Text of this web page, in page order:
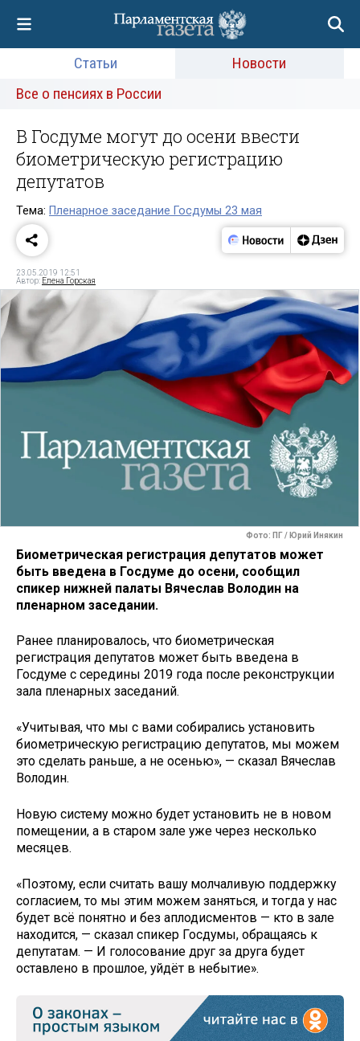
Статьи
Новости
Все о пенсиях в России
В Госдуме могут до осени ввести
биометрическую регистрацию
депутатов
Тема: Пленарное заседание Госдумы 23 мая
23.05.2019 12:51
Автор: Елена Горская
Фото: ПГ / Юрий Инякин
Биометрическая регистрация депутатов может
быть введена в Госдуме до осени, сообщил
спикер нижней палаты Вячеслав Володин на
пленарном заседании.
Ранее планировалось, что биометрическая
регистрация депутатов может быть введена в
Госдуме с середины 2019 года после реконструкции
зала пленарных заседаний.
«Учитывая, что мы с вами собирались установить
биометрическую регистрацию депутатов, мы можем
это сделать раньше, а не осенью», — сказал Вячеслав
Володин.
Новую систему можно будет установить не в новом
помещении, а в старом зале уже через несколько
месяцев.
«Поэтому, если считать вашу молчаливую поддержку
согласием, то мы этим можем заняться, и тогда у нас
будет всё понятно и без аплодисментов — кто в зале
находится, — сказал спикер Госдумы, обращаясь к
депутатам. — И голосование друг за друга будет
оставлено в прошлое, уйдёт в небытие».